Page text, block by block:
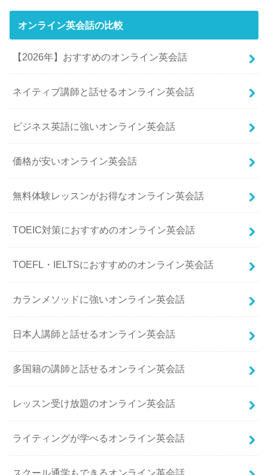
オンライン英会話の比較
【2026年】おすすめのオンライン英会話
ネイティブ講師と話せるオンライン英会話
ビジネス英語に強いオンライン英会話
価格が安いオンライン英会話
無料体験レッスンがお得なオンライン英会話
TOEIC対策におすすめのオンライン英会話
TOEFL・IELTSにおすすめのオンライン英会話
カランメソッドに強いオンライン英会話
日本人講師と話せるオンライン英会話
多国籍の講師と話せるオンライン英会話
レッスン受け放題のオンライン英会話
ライティングが学べるオンライン英会話
スクール通学もできるオンライン英会話